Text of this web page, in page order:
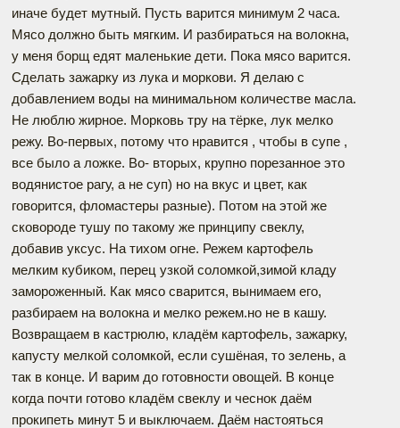
иначе будет мутный. Пусть варится минимум 2 часа.
Мясо должно быть мягким. И разбираться на волокна,
у меня борщ едят маленькие дети. Пока мясо варится.
Сделать зажарку из лука и моркови. Я делаю с
добавлением воды на минимальном количестве масла.
Не люблю жирное. Морковь тру на тёрке, лук мелко
режу. Во-первых, потому что нравится , чтобы в супе ,
все было а ложке. Во- вторых, крупно порезанное это
водянистое рагу, а не суп) но на вкус и цвет, как
говорится, фломастеры разные). Потом на этой же
сковороде тушу по такому же принципу свеклу,
добавив уксус. На тихом огне. Режем картофель
мелким кубиком, перец узкой соломкой,зимой кладу
замороженный. Как мясо сварится, вынимаем его,
разбираем на волокна и мелко режем.но не в кашу.
Возвращаем в кастрюлю, кладём картофель, зажарку,
капусту мелкой соломкой, если сушёная, то зелень, а
так в конце. И варим до готовности овощей. В конце
когда почти готово кладём свеклу и чеснок даём
прокипеть минут 5 и выключаем. Даём настояться